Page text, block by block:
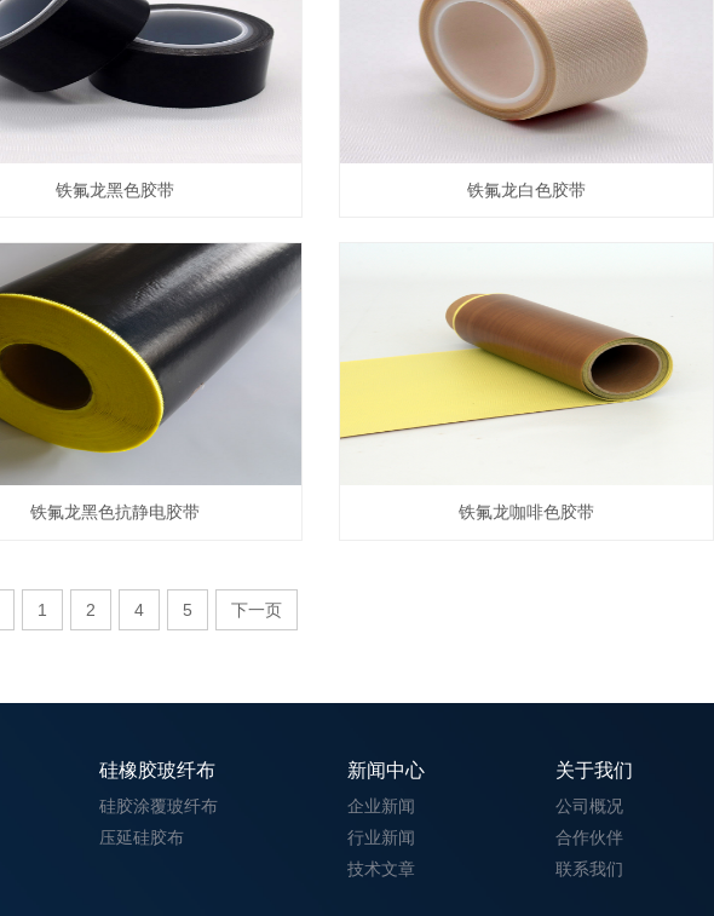
铁氟龙黑色胶带 铁氟龙白色胶带
铁氟龙黑色抗静电胶带 铁氟龙咖啡色胶带
1 2 4 5 下一页
关于我们
公司概况
合作伙伴
联系我们
新闻中心
企业新闻
行业新闻
技术文章
硅橡胶玻纤布
硅胶涂覆玻纤布
压延硅胶布